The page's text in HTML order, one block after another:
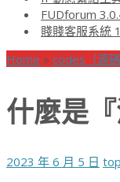
FUDforum
賤賤客服系統
Home » codes（源碼
什麼是
2023 年 6 月 5 日